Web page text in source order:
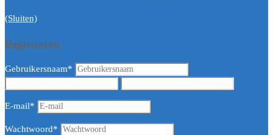
(Sluiten)
Registreren
Gebruikersnaam*
E-mail*
Wachtwoord*